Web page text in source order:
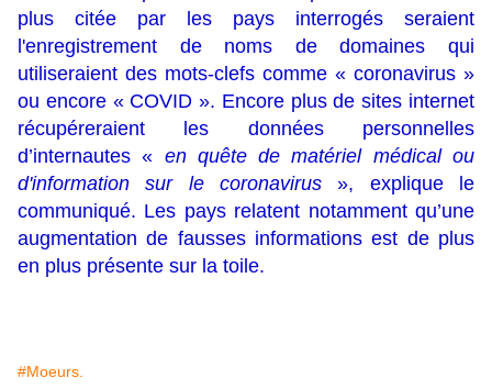
plus citée par les pays interrogés seraient
l'enregistrement de noms de domaines qui
utiliseraient des mots-clefs comme « coronavirus »
ou encore « COVID ». Encore plus de sites internet
récupéreraient les données personnelles
d’internautes « en quête de matériel médical ou
d'information sur le coronavirus », explique le
communiqué. Les pays relatent notamment qu’une
augmentation de fausses informations est de plus
en plus présente sur la toile.
#Moeurs.